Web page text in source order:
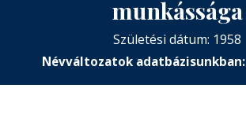
munkássága
Születési dátum: 1958
Névváltozatok adatbázisunkban: